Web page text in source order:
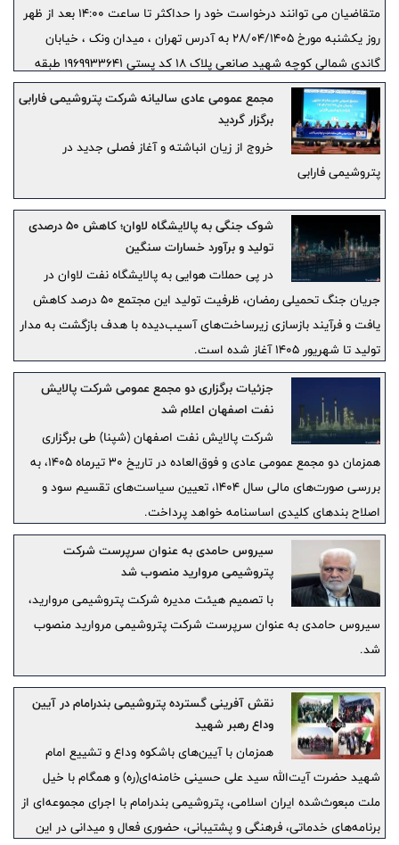
متقاضیان می توانند درخواست خود را حداکثر تا ساعت 14:00 بعد از ظهر
روز یکشنبه مورخ 28/04/1405 به آدرس تهران ، میدان ونک ، خیابان
گاندی شمالی کوچه شهید صانعی پلاک 18 کد پستی 1969933641 طبقه
اول دفتر مدیر عامل به صورت پاکت در بسته ارسال فرمایند.
مجمع عمومی عادی سالیانه شرکت پتروشیمی فارابی
برگزار گردید
خروج از زیان انباشته و آغاز فصلی جدید در
پتروشیمی فارابی
شوک جنگی به پالایشگاه لاوان؛ کاهش ۵۰ درصدی
تولید و برآورد خسارات سنگین
در پی حملات هوایی به پالایشگاه نفت لاوان در
جریان جنگ تحمیلی رمضان، ظرفیت تولید این مجتمع ۵۰ درصد کاهش
یافت و فرآیند بازسازی زیرساخت‌های آسیب‌دیده با هدف بازگشت به مدار
تولید تا شهریور ۱۴۰۵ آغاز شده است.
جزئیات برگزاری دو مجمع عمومی شرکت پالایش
نفت اصفهان اعلام شد
شرکت پالایش نفت اصفهان (شپنا) طی برگزاری
همزمان دو مجمع عمومی عادی و فوق‌العاده در تاریخ ۳۰ تیرماه ۱۴۰۵، به
بررسی صورت‌های مالی سال ۱۴۰۴، تعیین سیاست‌های تقسیم سود و
اصلاح بندهای کلیدی اساسنامه خواهد پرداخت.
سیروس حامدی به عنوان سرپرست شرکت
پتروشیمی مروارید منصوب شد
با تصمیم هیئت‌ مدیره شرکت پتروشیمی مروارید،
سیروس حامدی به عنوان سرپرست شرکت پتروشیمی مروارید منصوب
شد.
نقش آفرینی گسترده پتروشیمی بندرامام در آیین
وداع رهبر شهید
همزمان با آیین‌های باشکوه وداع و تشییع امام
شهید حضرت آیت‌الله سید علی حسینی خامنه‌ای(ره) و همگام با خیل
ملت مبعوث‌‌شده ایران اسلامی، پتروشیمی بندرامام با اجرای مجموعه‌ای از
برنامه‌های خدماتی، فرهنگی و پشتیبانی، حضوری فعال و میدانی در این